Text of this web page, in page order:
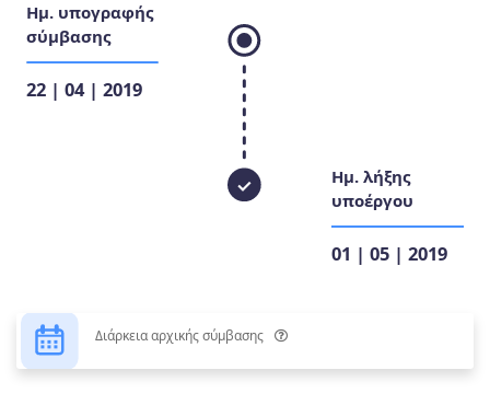
Ημ. υπογραφής
σύμβασης
22 | 04 | 2019
Ημ. λήξης
υποέργου
01 | 05 | 2019
Διάρκεια αρχικής σύμβασης